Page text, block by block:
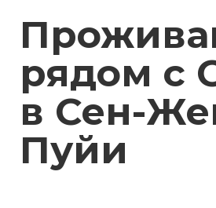
Обзор
Карта
Почему стоит бронировать
сайте
Цены
Наличие
рядом с
в Сен-
Пуйи